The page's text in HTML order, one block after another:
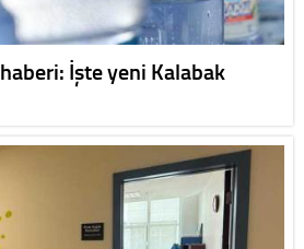
İşte yeni Kalabak